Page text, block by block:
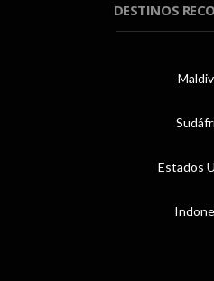
DESTINOS
Estados